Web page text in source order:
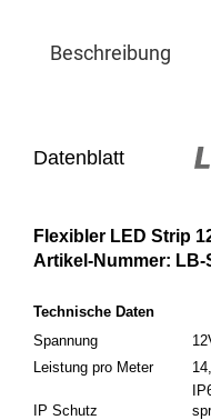
Beschreibung
Datenblatt
Flexibler LED Strip
Artikel-Nummer: LB-
Technische Daten
Spannung
Leistung pro Meter
IP Schutz